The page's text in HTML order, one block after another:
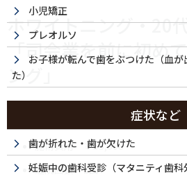
ホワイトニング・20
「司会業を前に初め
ング」
治療内容 トランセントフラッシ
施術費用 ￥55,000
通院回数 1回
小児矯正
プレオルソ
お子様が転んで歯をぶつけた（血
た）
症状など
歯が折れた・歯が欠けた
妊娠中の歯科受診（マタニティ歯科